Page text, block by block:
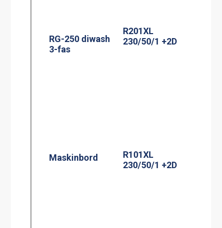
RG-250 diwash
3-fas
R201XL
230/50/1 +2D
Maskinbord
R101XL
230/50/1 +2D